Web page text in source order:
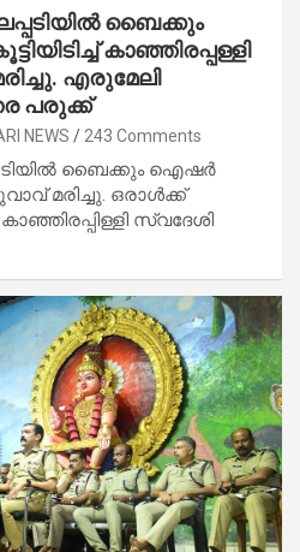
ബൈക്കും
കാഞ്ഞിരപ്പള്ളി
എരുമേലി
പരുക്ക്
NEWS 243 Comments
ബൈക്കും ഐഷർ
മരിച്ചു. ഒരാൾക്ക്
സ്വദേശി